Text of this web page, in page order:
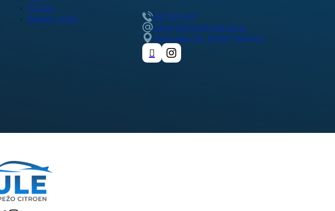
Citroen
Modeli vozila
062/307-407
info@delovipezocitroen.rs
Vrbovačka bb, 11564, Vrbovno